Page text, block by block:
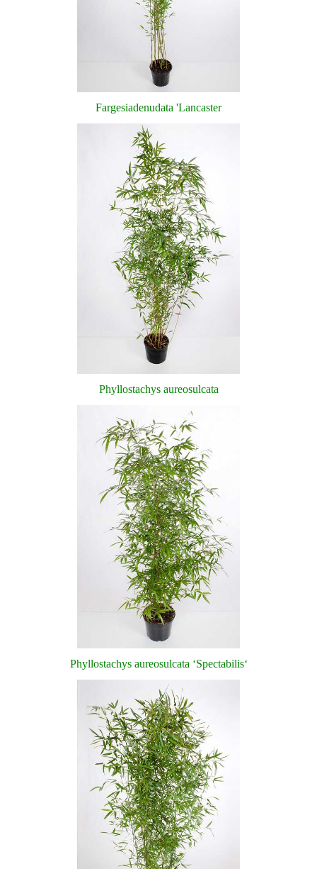
Fargesiadenudata 'Lancaster
Phyllostachys aureosulcata
Phyllostachys aureosulcata ‘Spectabilis‘